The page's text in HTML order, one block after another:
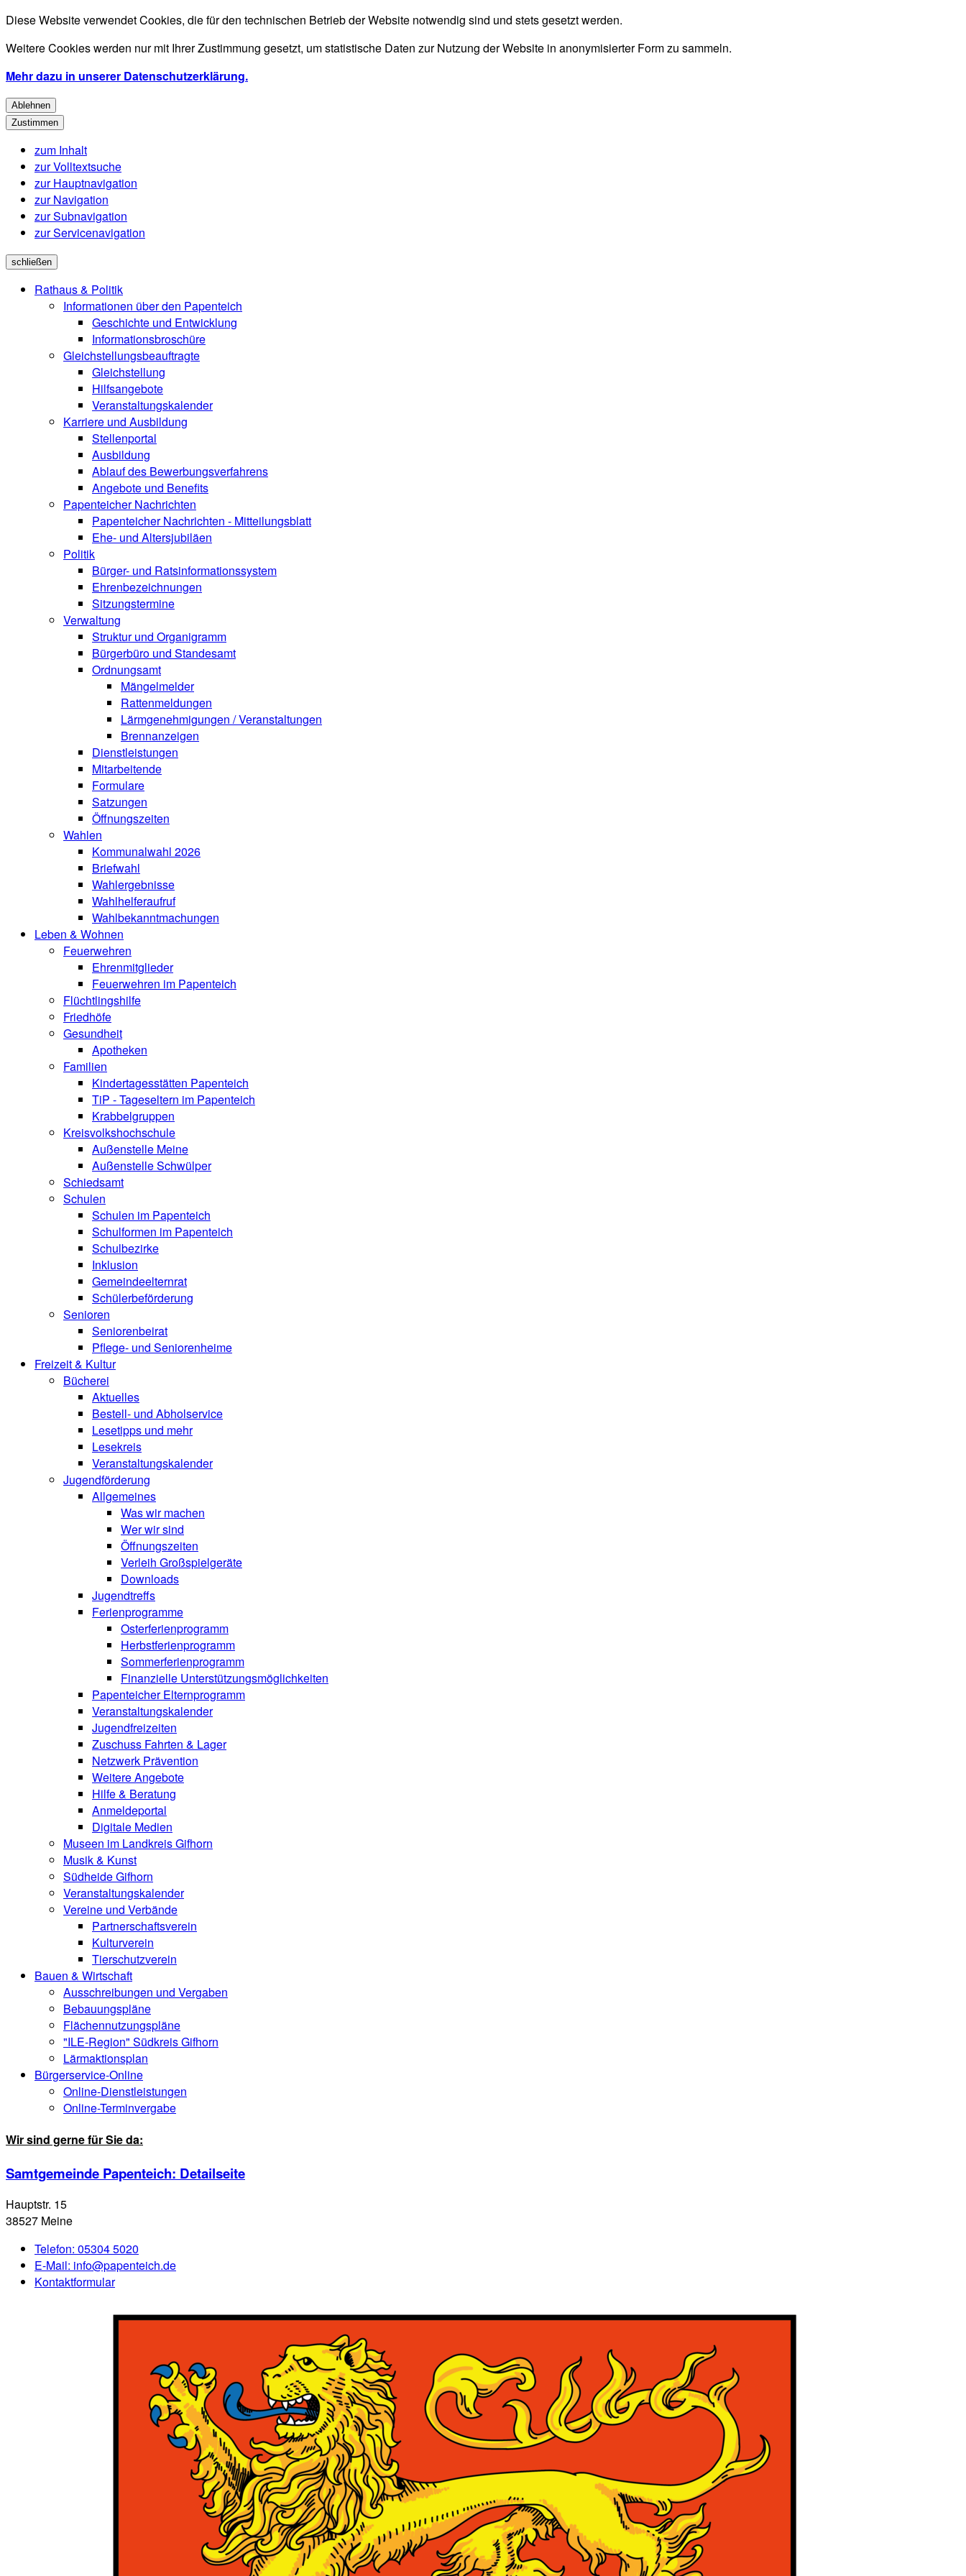
Diese Website verwendet Cookies, die für den technischen Betrieb der Website notwendig sind und stets gesetzt werden.
Weitere Cookies werden nur mit Ihrer Zustimmung gesetzt, um statistische Daten zur Nutzung der Website in anonymisierter Form zu sammeln.
Mehr dazu in unserer Datenschutzerklärung.
Ablehnen
Zustimmen
zum Inhalt
zur Volltextsuche
zur Hauptnavigation
zur Navigation
zur Subnavigation
zur Servicenavigation
schließen
Rathaus & Politik
Informationen über den Papenteich
Geschichte und Entwicklung
Informationsbroschüre
Gleichstellungsbeauftragte
Gleichstellung
Hilfsangebote
Veranstaltungskalender
Karriere und Ausbildung
Stellenportal
Ausbildung
Ablauf des Bewerbungsverfahrens
Angebote und Benefits
Papenteicher Nachrichten
Papenteicher Nachrichten - Mitteilungsblatt
Ehe- und Altersjubiläen
Politik
Bürger- und Ratsinformationssystem
Ehrenbezeichnungen
Sitzungstermine
Verwaltung
Struktur und Organigramm
Bürgerbüro und Standesamt
Ordnungsamt
Mängelmelder
Rattenmeldungen
Lärmgenehmigungen / Veranstaltungen
Brennanzeigen
Dienstleistungen
Mitarbeitende
Formulare
Satzungen
Öffnungszeiten
Wahlen
Kommunalwahl 2026
Briefwahl
Wahlergebnisse
Wahlhelferaufruf
Wahlbekanntmachungen
Leben & Wohnen
Feuerwehren
Ehrenmitglieder
Feuerwehren im Papenteich
Flüchtlingshilfe
Friedhöfe
Gesundheit
Apotheken
Familien
Kindertagesstätten Papenteich
TiP - Tageseltern im Papenteich
Krabbelgruppen
Kreisvolkshochschule
Außenstelle Meine
Außenstelle Schwülper
Schiedsamt
Schulen
Schulen im Papenteich
Schulformen im Papenteich
Schulbezirke
Inklusion
Gemeindeelternrat
Schülerbeförderung
Senioren
Seniorenbeirat
Pflege- und Seniorenheime
Freizeit & Kultur
Bücherei
Aktuelles
Bestell- und Abholservice
Lesetipps und mehr
Lesekreis
Veranstaltungskalender
Jugendförderung
Allgemeines
Was wir machen
Wer wir sind
Öffnungszeiten
Verleih Großspielgeräte
Downloads
Jugendtreffs
Ferienprogramme
Osterferienprogramm
Herbstferienprogramm
Sommerferienprogramm
Finanzielle Unterstützungsmöglichkeiten
Papenteicher Elternprogramm
Veranstaltungskalender
Jugendfreizeiten
Zuschuss Fahrten & Lager
Netzwerk Prävention
Weitere Angebote
Hilfe & Beratung
Anmeldeportal
Digitale Medien
Museen im Landkreis Gifhorn
Musik & Kunst
Südheide Gifhorn
Veranstaltungskalender
Vereine und Verbände
Partnerschaftsverein
Kulturverein
Tierschutzverein
Bauen & Wirtschaft
Ausschreibungen und Vergaben
Bebauungspläne
Flächennutzungspläne
"ILE-Region" Südkreis Gifhorn
Lärmaktionsplan
Bürgerservice-Online
Online-Dienstleistungen
Online-Terminvergabe
Wir sind gerne für Sie da:
Samtgemeinde Papenteich: Detailseite
Hauptstr. 15
38527 Meine
Telefon: 05304 5020
E-Mail: info@papenteich.de
Kontaktformular